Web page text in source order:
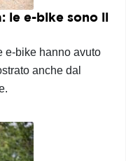
le e-bike sono il
e-bike hanno avuto
anche dal